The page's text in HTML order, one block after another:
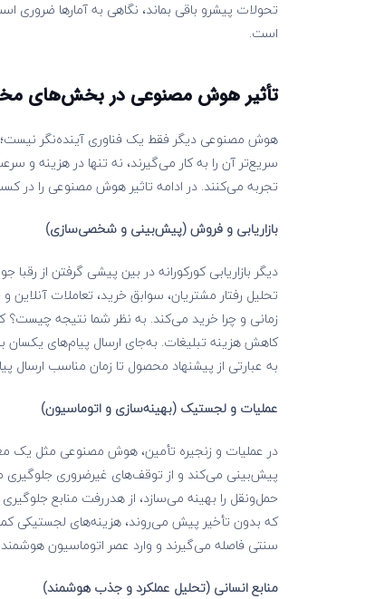
است.
تأثیر هوش مصنوعی در بخش‌های
سریع‌تر آن را به کار می‌گیرند، نه‌ تنها در هزینه و
تجربه می‌کنند. در ادامه تاثیر هوش مصنوعی را در
بازاریابی و فروش (پیش‌بینی و شخصی‌سازی)
تحلیل رفتار مشتریان، سوابق خرید، تعاملات
زمانی و چرا خرید می‌کند. به نظر شما نتیجه چیست؟
به عبارتی از پیشنهاد محصول تا زمان مناسب ارسال
عملیات و لجستیک (بهینه‌سازی و اتوماسیون)
در عملیات و زنجیره تأمین، هوش مصنوعی مثل یک
حمل‌ونقل را بهینه می‌سازد، از هدررفت منابع
سنتی فاصله می‌گیرند و وارد عصر اتوماسیون
منابع انسانی (تحلیل عملکرد و جذب هوشمند)